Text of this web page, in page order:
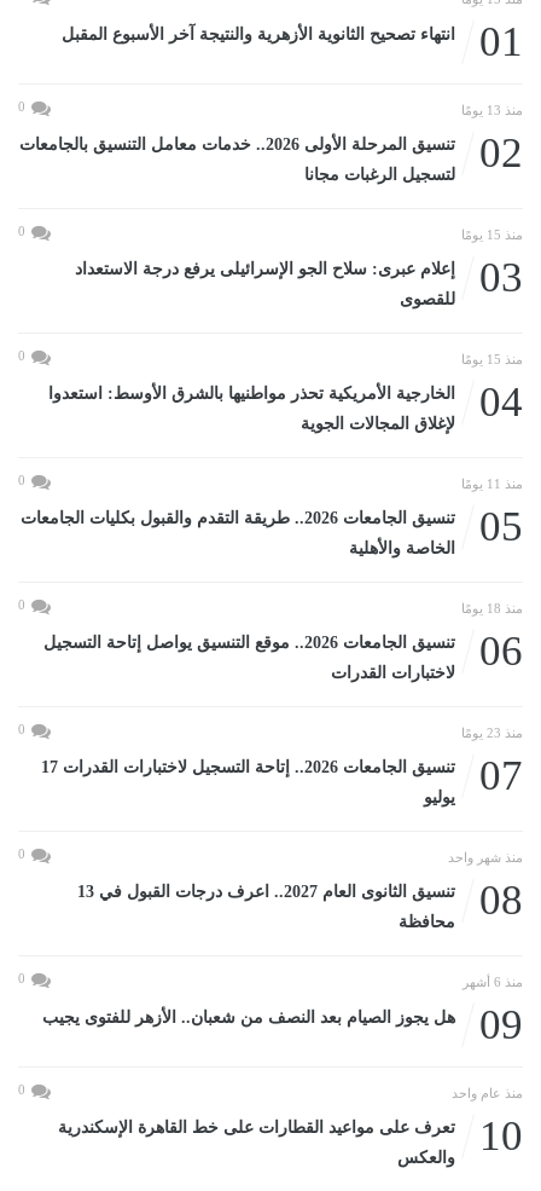
01 انتهاء تصحيح الثانوية الأزهرية والنتيجة آخر الأسبوع المقبل
منذ 13 يومًا 0
02
تنسيق المرحلة الأولى 2026.. خدمات معامل التنسيق بالجامعات
لتسجيل الرغبات مجانا
منذ 15 يومًا 0
03
إعلام عبرى: سلاح الجو الإسرائيلى يرفع درجة الاستعداد
للقصوى
منذ 15 يومًا 0
04
الخارجية الأمريكية تحذر مواطنيها بالشرق الأوسط: استعدوا
لإغلاق المجالات الجوية
منذ 11 يومًا 0
05
تنسيق الجامعات 2026.. طريقة التقدم والقبول بكليات الجامعات
الخاصة والأهلية
منذ 18 يومًا 0
06
تنسيق الجامعات 2026.. موقع التنسيق يواصل إتاحة التسجيل
لاختبارات القدرات
منذ 23 يومًا 0
07
تنسيق الجامعات 2026.. إتاحة التسجيل لاختبارات القدرات 17
يوليو
منذ شهر واحد 0
08
تنسيق الثانوى العام 2027.. اعرف درجات القبول في 13
محافظة
منذ 6 أشهر 0
09 هل يجوز الصيام بعد النصف من شعبان.. الأزهر للفتوى يجيب
منذ عام واحد 0
10
تعرف على مواعيد القطارات على خط القاهرة الإسكندرية
والعكس